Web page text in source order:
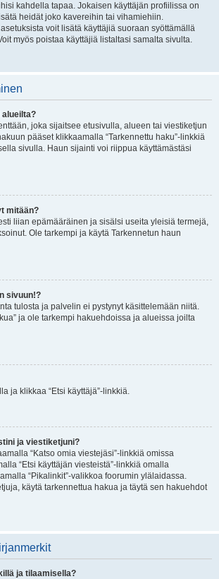
kahdella tapaa. Jokaisen käyttäjän profiilissa on
heidät joko kavereihin tai vihamiehiin.
voit lisätä käyttäjiä suoraan syöttämällä
myös poistaa käyttäjiä listaltasi samalta sivulta.
alueilta?
joka sijaitsee etusivulla, alueen tai viestiketjun
pääset klikkaamalla “Tarkennettu haku”-linkkiä
sivulla. Haun sijainti voi riippua käyttämästäsi
mitään?
liian epämääräinen ja sisälsi useita yleisiä termejä,
Ole tarkempi ja käytä Tarkennetun haun
sivuun!?
tulosta ja palvelin ei pystynyt käsittelemään niitä.
ja ole tarkempi hakuehdoissa ja alueissa joilta
ja klikkaa “Etsi käyttäjä”-linkkiä.
ja viestiketjuni?
“Katso omia viestejäsi”-linkkiä omissa
“Etsi käyttäjän viesteistä”-linkkiä omalla
“Pikalinkit”-valikkoa foorumin ylälaidassa.
käytä tarkennettua hakua ja täytä sen hakuehdot
ja tilaamisella?